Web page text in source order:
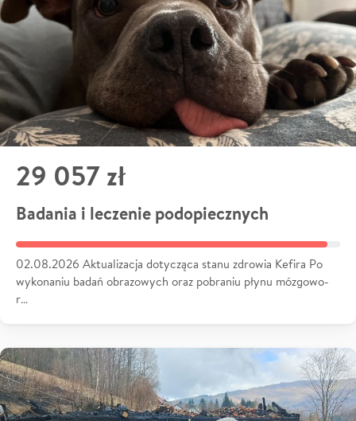
29 057 zł
Badania i leczenie podopiecznych
02.08.2026 Aktualizacja dotycząca stanu zdrowia Kefira Po
wykonaniu badań obrazowych oraz pobraniu płynu mózgowo-
r…